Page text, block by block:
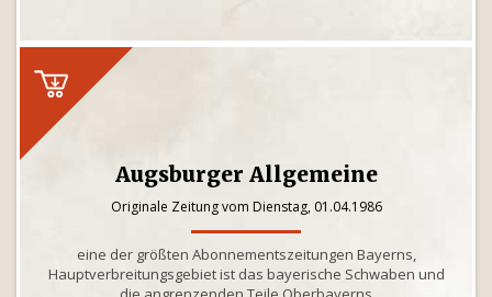
Augsburger Allgemeine
Originale Zeitung vom Dienstag, 01.04.1986
eine der größten Abonnementszeitungen Bayerns,
Hauptverbreitungsgebiet ist das bayerische Schwaben und